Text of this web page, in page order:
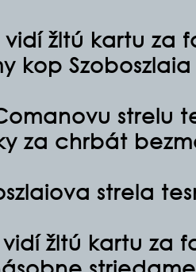
vidí žltú kartu za
kop
strelu
za chrbát
strela
vidí žltú kartu za